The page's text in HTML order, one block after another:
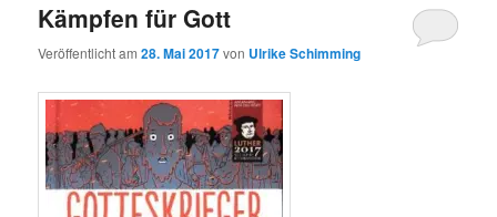
Kämpfen für Gott
Veröffentlicht am28. Mai 2017von Ulrike Schimming